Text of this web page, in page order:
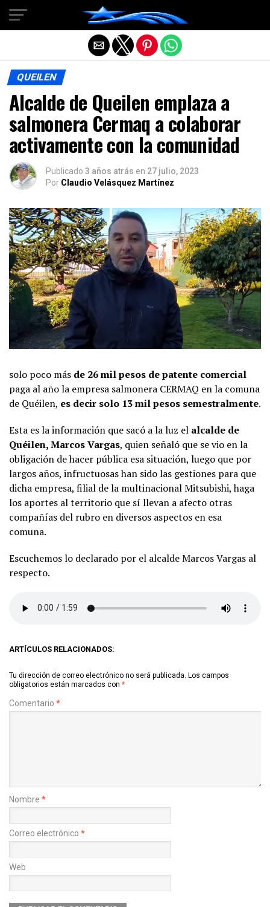
QUEILEN
Alcalde de Queilen emplaza a
salmonera Cermaq a colaborar
activamente con la comunidad
Publicado 3 años atrás en 27 julio, 2023
Por Claudio Velásquez Martínez
solo poco más de 26 mil pesos de patente comercial
paga al año la empresa salmonera CERMAQ en la comuna
de Quéilen, es decir solo 13 mil pesos semestralmente.
Esta es la información que sacó a la luz el alcalde de
Quéilen, Marcos Vargas, quien señaló que se vio en la
obligación de hacer pública esa situación, luego que por
largos años, infructuosas han sido las gestiones para que
dicha empresa, filial de la multinacional Mitsubishi, haga
los aportes al territorio que sí llevan a afecto otras
compañías del rubro en diversos aspectos en esa
comuna.
Escuchemos lo declarado por el alcalde Marcos Vargas al
respecto.
ARTÍCULOS RELACIONADOS:
Tu dirección de correo electrónico no será publicada. Los campos
obligatorios están marcados con *
Comentario *
Nombre *
Correo electrónico *
Web
Salir de la versión móvil